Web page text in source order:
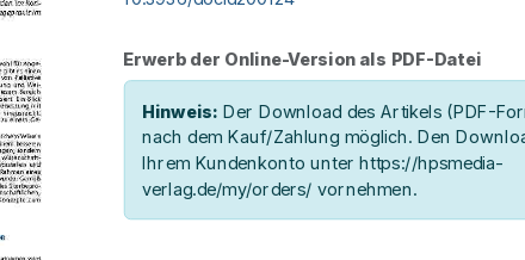
Erwerb der Online-Version als PDF-Datei
Hinweis: Der Download des Artikels (PDF-
nach dem Kauf/Zahlung möglich. Den
Ihrem Kundenkonto unter https://hpsmedia-
verlag.de/my/orders/ vornehmen.